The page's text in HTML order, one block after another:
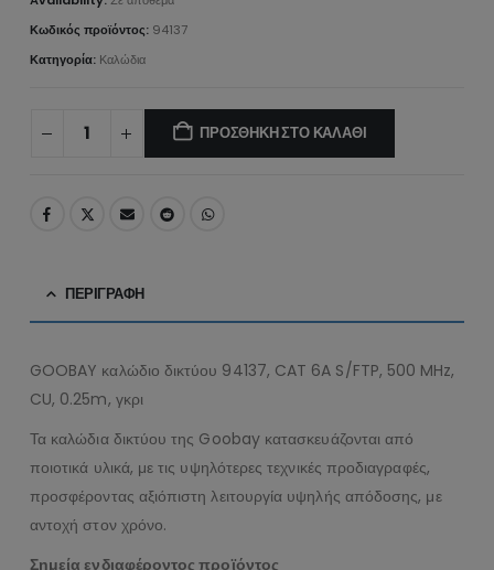
Κωδικός προϊόντος: 94137
Κατηγορία: Καλώδια
ΠΡΟΣΘΉΚΗ ΣΤΟ ΚΑΛΆΘΙ
ΠΕΡΙΓΡΑΦΉ
GOOBAY καλώδιο δικτύου 94137, CAT 6A S/FTP, 500 MHz,
CU, 0.25m, γκρι
Τα καλώδια δικτύου της Goobay κατασκευάζονται από
ποιοτικά υλικά, με τις υψηλότερες τεχνικές προδιαγραφές,
προσφέροντας αξιόπιστη λειτουργία υψηλής απόδοσης, με
αντοχή στον χρόνο.
Σημεία ενδιαφέροντος προϊόντος